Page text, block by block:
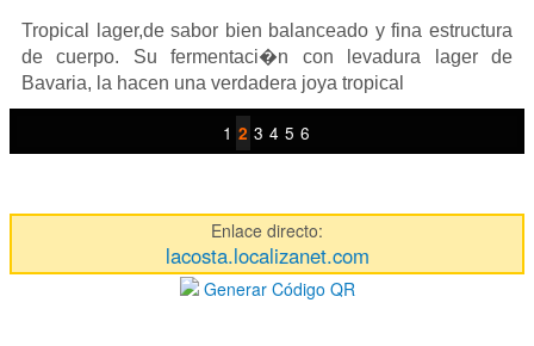
Tropical lager,de sabor bien balanceado y fina estructura
de cuerpo. Su fermentaci�n con levadura lager de
Bavaria, la hacen una verdadera joya tropical
1 2 3 4 5 6
Enlace directo:
lacosta.localizanet.com
Generar Código QR